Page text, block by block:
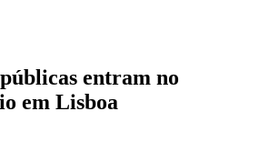
entram no
em Lisboa